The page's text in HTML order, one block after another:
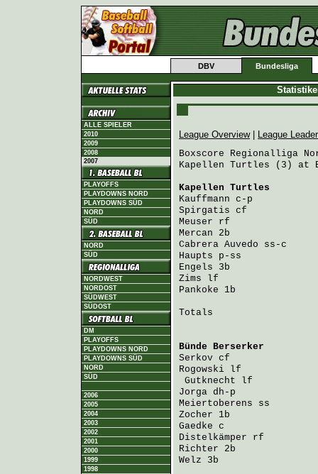
DBV Bundesliga
ALLE SPIELER
2010
2009
2008
2007
PLAYOFFS
PLAYDOWNS NORD
PLAYDOWNS SÜD
NORD
SÜD
NORD
SÜD
NORDWEST
NORDOST
SÜDWEST
SÜDOST
DM
PLAYOFFS
PLAYDOWNS NORD
PLAYDOWNS SÜD
NORD
SÜD
2006
2005
2004
2003
2002
2001
2000
1999
1998
League Overview|
League
Boxscore Regionalliga
Kapellen Turtles (3) at
Kapellen Turtles
Kauffmann c-p
Spirgatis cf
Meuser rf
Mercan 2b
Cabrera Auvedo ss-c
Haupts p-ss
Engels 3b
Zims lf                   1
Pankoke 1b
Totals
Bünde Berserker
Serkov cf
Rogowski lf               2
Gutknecht lf
Jorga dh-p
Meiertoberens ss
Zocher 1b
Gaedke c
Distelkämper rf
Richter 2b
Welz 3b